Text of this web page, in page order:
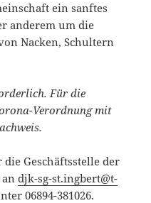
ein sanftes
anderem um die
Nacken, Schultern
Für die
Verordnung mit
Geschäftsstelle der
andjk-sg-st.ingbert@t-
06894-381026.